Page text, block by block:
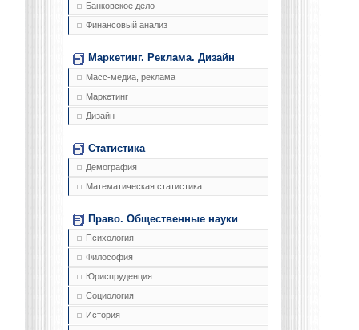
Банковское дело
Финансовый анализ
Маркетинг. Реклама. Дизайн
Масс-медиа, реклама
Маркетинг
Дизайн
Статистика
Демография
Математическая статистика
Право. Общественные науки
Психология
Философия
Юриспруденция
Социология
История